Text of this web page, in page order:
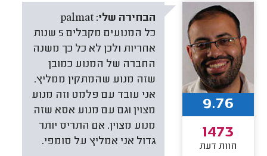
הבחירה שלי: palmat
כל המנועים מקבלים 5 שנות
אחריות ולכן לא כל כך משנה
החברה של המנוע כמובן
שזה מנוע שהמתקין ממליץ.
אני עובד עם פלמט וזה מנוע
מצוין וגם עם מנוע אסא שזה
מנוע מצוין. אם התריס יותר
גדול אני אמליץ על סומפי.
9.76
1473
חוות דעת